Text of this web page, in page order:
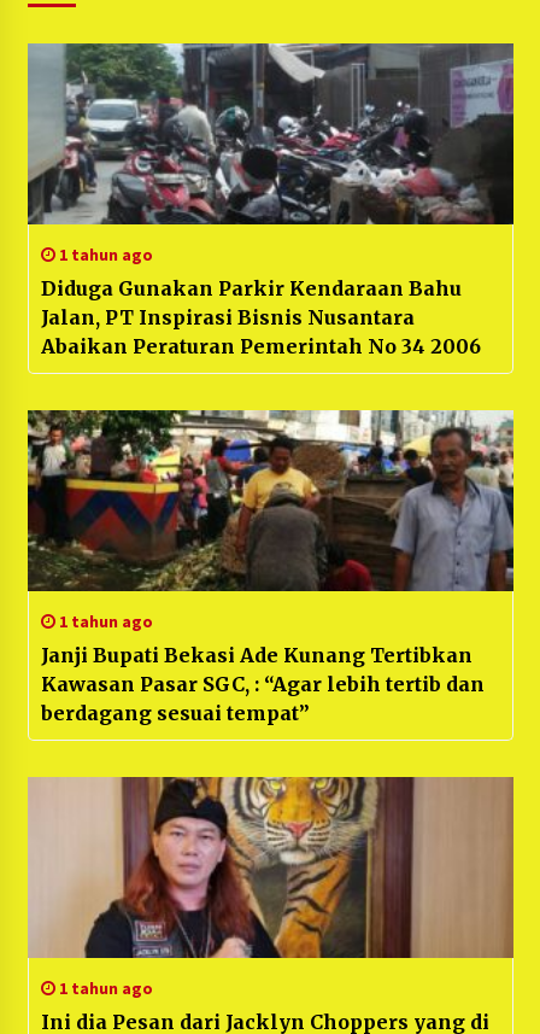
1 tahun ago
Diduga Gunakan Parkir Kendaraan Bahu
Jalan, PT Inspirasi Bisnis Nusantara
Abaikan Peraturan Pemerintah No 34 2006
1 tahun ago
Janji Bupati Bekasi Ade Kunang Tertibkan
Kawasan Pasar SGC, : “Agar lebih tertib dan
berdagang sesuai tempat”
1 tahun ago
Ini dia Pesan dari Jacklyn Choppers yang di